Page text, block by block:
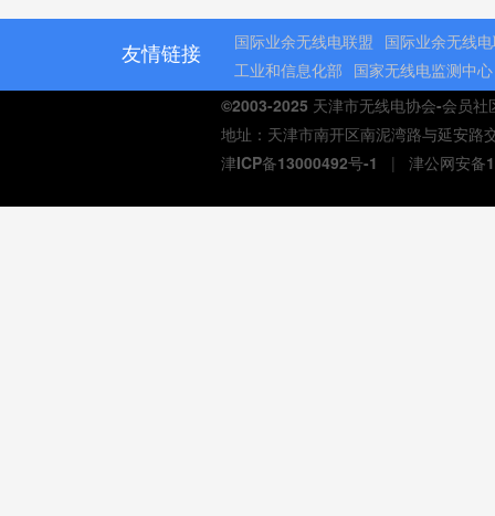
友情链接 国际业余无线电联盟 国际业余无线
工业和信息化部 国家无线电监测中心
©2003-2025 天津市无线电协会-会员社
地址：天津市南开区南泥湾路与延安
津ICP备13000492号-1 | 津公网安备